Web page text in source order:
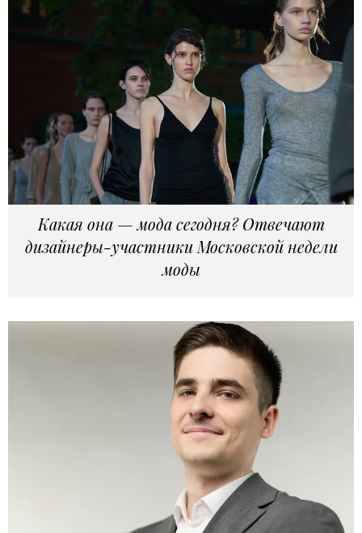
Какая она — мода сегодня? Отвечают
дизайнеры-участники Московской недели
моды